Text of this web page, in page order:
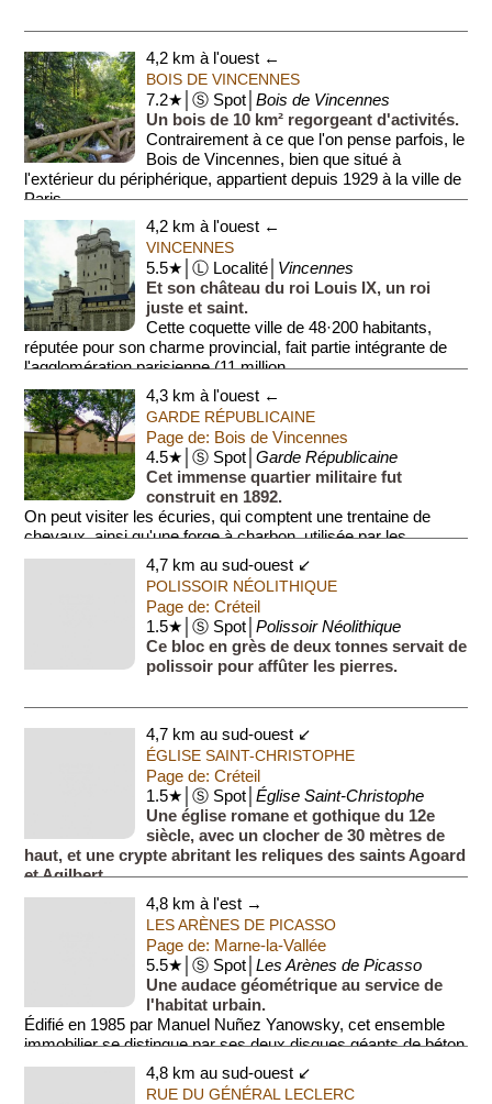
4,2 km à l'ouest ←
BOIS DE VINCENNES
7.2★│Ⓢ Spot│Bois de Vincennes
Un bois de 10 km² regorgeant d'activités.
Contrairement à ce que l'on pense parfois, le
Bois de Vincennes, bien que situé à
l'extérieur du périphérique, appartient depuis 1929 à la ville de
Paris ...
4,2 km à l'ouest ←
VINCENNES
5.5★│Ⓛ Localité│ Vincennes
Et son château du roi Louis IX, un roi
juste et saint.
Cette coquette ville de 48·200 habitants,
réputée pour son charme provincial, fait partie intégrante de
l'agglomération parisienne (11 million...
4,3 km à l'ouest ←
GARDE RÉPUBLICAINE
Page de: Bois de Vincennes
4.5★│Ⓢ Spot│Garde Républicaine
Cet immense quartier militaire fut
construit en 1892.
On peut visiter les écuries, qui comptent une trentaine de
chevaux, ainsi qu'une forge à charbon, utilisée par les
maréchaux ferrants.4,7 km au sud-ouest ↙
POLISSOIR NÉOLITHIQUE
Page de: Créteil
1.5★│Ⓢ Spot│Polissoir Néolithique
Ce bloc en grès de deux tonnes servait de
polissoir pour affûter les pierres.
4,7 km au sud-ouest ↙
ÉGLISE SAINT-CHRISTOPHE
Page de: Créteil
1.5★│Ⓢ Spot│Église Saint-Christophe
Une église romane et gothique du 12e
siècle, avec un clocher de 30 mètres de
haut, et une crypte abritant les reliques des saints Agoard
et Agilbert.
4,8 km à l'est →
LES ARÈNES DE PICASSO
Page de: Marne-la-Vallée
5.5★│Ⓢ Spot│Les Arènes de Picasso
Une audace géométrique au service de
l'habitat urbain.
Édifié en 1985 par Manuel Nuñez Yanowsky, cet ensemble
immobilier se distingue par ses deux disques géants de béton
sculpté. Cette architectu...4,8 km au sud-ouest ↙
RUE DU GÉNÉRAL LECLERC